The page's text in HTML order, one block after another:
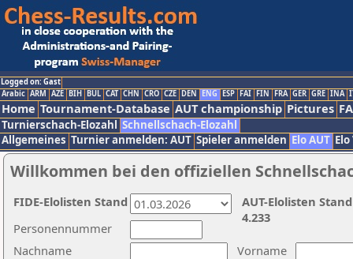
Logged on: Gast
Arabic ARM AZE BIH BUL CAT CHN CRO CZE DEN ENG ESP FAI FIN FRA GER GRE INA
Home Tournament-Database AUT championship Pictures
Turnierschach-Elozahl Schnellschach-Elozahl
Allgemeines Turnier anmelden: AUT Spieler anmelden Elo AUT
Willkommen bei den offiziellen
Nachname
Vorname
Personennummer
AUT-Elolisten
4.233
FIDE-Elolisten Stand